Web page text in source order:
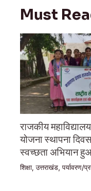
Must
राजकीय
योजना स्थापना
स्वच्छता अभियान
शिक्षा,उत्तराखंड ,पर्यावरण/